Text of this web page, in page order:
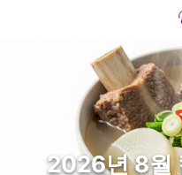
2026년 8월